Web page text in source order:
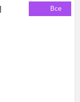
Все